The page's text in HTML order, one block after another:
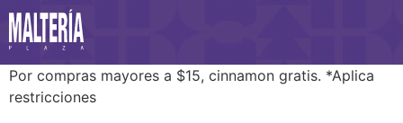
Por compras mayores a $15, cinnamon gratis. *Aplica
restricciones